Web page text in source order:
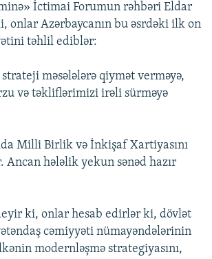
İctimai Forumun rəhbəri Eldar
onlar Azərbaycanın bu əsrdəki ilk on
təhlil ediblər:
strateji məsələlərə qiymət verməyə,
və təkliflərimizi irəli sürməyə
Milli Birlik və İnkişaf Xartiyasını
Ancan hələlik yekun sənəd hazır
ki, onlar hesab edirlər ki, dövlət
cəmiyyəti nümayəndələrinin
modernləşmə strategiyasını,